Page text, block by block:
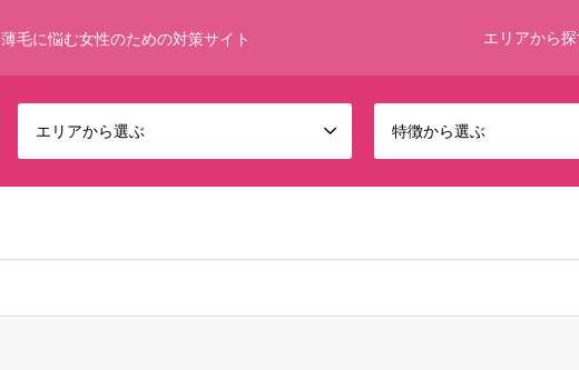
薄毛に悩む女性のための対策サイト エリアから
エリアから選ぶ 特徴から選ぶ